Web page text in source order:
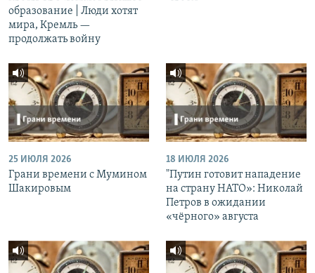
образование | Люди хотят
мира, Кремль —
продолжать войну
25 ИЮЛЯ 2026
Грани времени с Мумином
Шакировым
18 ИЮЛЯ 2026
"Путин готовит нападение
на страну НАТО»: Николай
Петров в ожидании
«чёрного» августа